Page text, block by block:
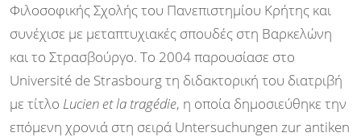
Φιλοσοφικής Σχολής του Πανεπιστημίου Κρήτης και
συνέχισε με μεταπτυχιακές σπουδές στη Βαρκελώνη
και το Στρασβούργο. Το 2004 παρουσίασε στο
Université de Strasbourg τη διδακτορική του διατριβή
με τίτλο Lucien et la tragédie, η οποία δημοσιεύθηκε την
επόμενη χρονιά στη σειρά Untersuchungen zur antiken